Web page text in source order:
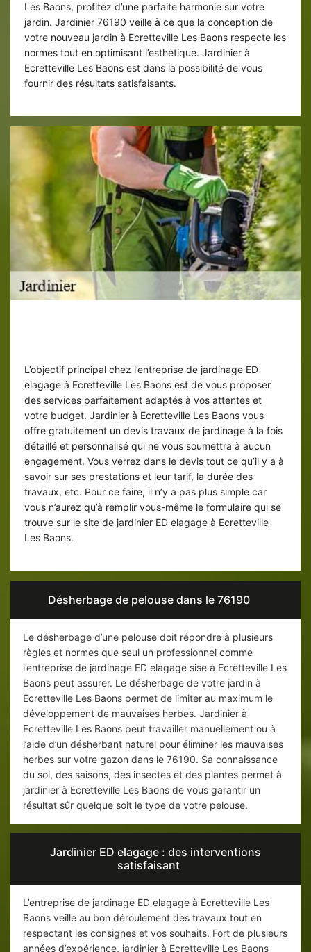
Les Baons, profitez d’une parfaite harmonie sur votre
jardin. Jardinier 76190 veille à ce que la conception de
votre nouveau jardin à Ecretteville Les Baons respecte les
normes tout en optimisant l’esthétique. Jardinier à
Ecretteville Les Baons est dans la possibilité de vous
fournir des résultats satisfaisants.
L’objectif principal chez l’entreprise de jardinage ED
elagage à Ecretteville Les Baons est de vous proposer
des services parfaitement adaptés à vos attentes et
votre budget. Jardinier à Ecretteville Les Baons vous
offre gratuitement un devis travaux de jardinage à la fois
détaillé et personnalisé qui ne vous soumettra à aucun
engagement. Vous verrez dans le devis tout ce qu’il y a à
savoir sur ses prestations et leur tarif, la durée des
travaux, etc. Pour ce faire, il n’y a pas plus simple car
vous n’aurez qu’à remplir vous-même le formulaire qui se
trouve sur le site de jardinier ED elagage à Ecretteville
Les Baons.
Désherbage de pelouse dans le 76190
Le désherbage d’une pelouse doit répondre à plusieurs
règles et normes que seul un professionnel comme
l’entreprise de jardinage ED elagage sise à Ecretteville Les
Baons peut assurer. Le désherbage de votre jardin à
Ecretteville Les Baons permet de limiter au maximum le
développement de mauvaises herbes. Jardinier à
Ecretteville Les Baons peut travailler manuellement ou à
l’aide d’un désherbant naturel pour éliminer les mauvaises
herbes sur votre gazon dans le 76190. Sa connaissance
du sol, des saisons, des insectes et des plantes permet à
jardinier à Ecretteville Les Baons de vous garantir un
résultat sûr quelque soit le type de votre pelouse.
Jardinier ED elagage : des interventions
satisfaisant
L’entreprise de jardinage ED elagage à Ecretteville Les
Baons veille au bon déroulement des travaux tout en
respectant les consignes et vos souhaits. Fort de plusieurs
années d’expérience, jardinier à Ecretteville Les Baons